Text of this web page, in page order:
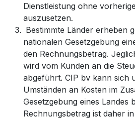
Dienstleistung ohne
auszusetzen.
​Bestimmte Länder erheben
nationalen Gesetzgebung
den Rechnungsbetrag.
wird vom Kunden an die
abgeführt. CIP bv kann sich
Umständen an Kosten im
Gesetzgebung eines Landes
Rechnungsbetrag ist daher